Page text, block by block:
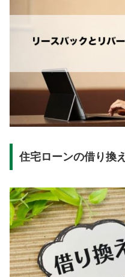
住宅ローンの借り換え